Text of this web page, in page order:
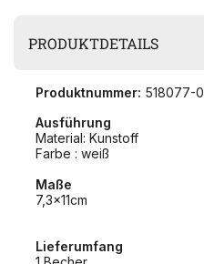
PRODUKTDETAILS
Produktnummer: 518077-0
Ausführung
Material: Kunstoff
Farbe : weiß
Maße
7,3x11cm
Lieferumfang